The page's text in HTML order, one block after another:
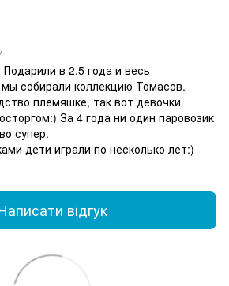
в 2.5 года и весь
собирали коллекцию Томасов.
племяшке, так вот девочки
За 4 года ни один паровозик
супер.
дети играли по несколько лет:)
відгук